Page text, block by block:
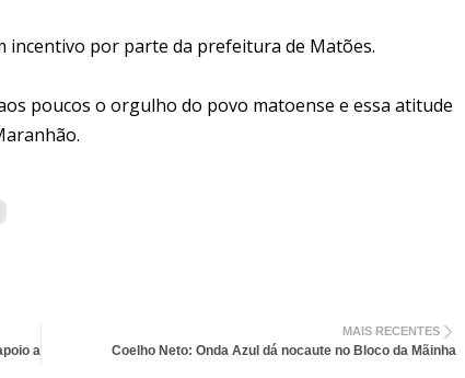
incentivo por parte da prefeitura de Matões.
poucos o orgulho do povo matoense e essa atitude
MAIS RECENTES
Coelho Neto: Onda Azul dá nocaute no Bloco da Mãinha
a